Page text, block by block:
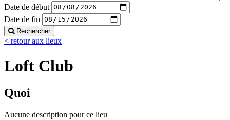
Date de début
Date de fin
Rechercher
< retour aux lieux
Loft Club
Quoi
Aucune description pour ce lieu